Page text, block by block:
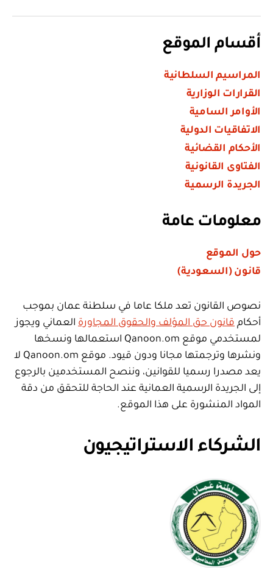
أقسام الموقع
المراسيم السلطانية
القرارات الوزارية
الأوامر السامية
الاتفاقيات الدولية
الأحكام القضائية
الفتاوى القانونية
الجريدة الرسمية
معلومات عامة
حول الموقع
قانون (السعودية)
نصوص القانون تعد ملكا عاما في سلطنة عمان بموجب
أحكام قانون حق المؤلف والحقوق المجاورة العماني ويجوز
لمستخدمي موقع Qanoon.om استعمالها ونسخها
ونشرها وترجمتها مجانا ودون قيود. موقع Qanoon.om لا
يعد مصدرا رسميا للقوانين، وننصح المستخدمين بالرجوع
إلى الجريدة الرسمية العمانية عند الحاجة للتحقق من دقة
المواد المنشورة على هذا الموقع.
الشركاء الاستراتيجيون